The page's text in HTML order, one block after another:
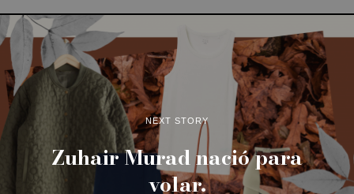
NEXT STORY
Zuhair Murad nació para
volar.